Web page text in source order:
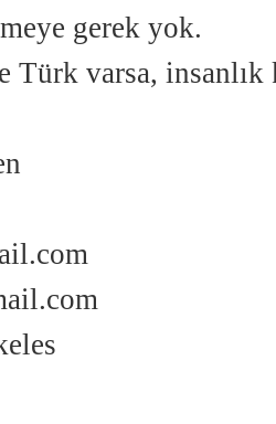
gerek yok.
Türk varsa, insanlık